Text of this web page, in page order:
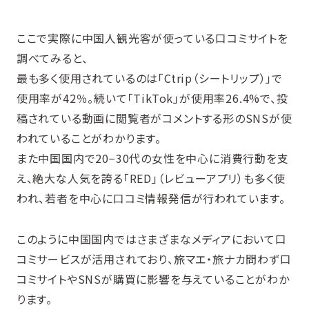
ここで実際に中国人観光客が使っている口コミサイトを
調べてみると、
最も多く使用されているのは「Ctrip（シートリップ）」で
使用率が42％。続いて「TikTok」が使用率26.4%で、投
稿されている動画に閲覧者がコメントする形のSNSが使
われていることがわかります。
また中国国内で20−30代の女性を中心に消費行動を支
え、絶大な人気を誇る「RED」（レビューアプリ）も多く使
われ、若者を中心に口コミ情報発信が行われています。
このように中国国内ではさまざまなメディアにおいて口
コミサービスが活用されており、旅マエ・旅ナカ問わず口
コミサイトやSNSが購買に影響を与えていることがわか
ります。